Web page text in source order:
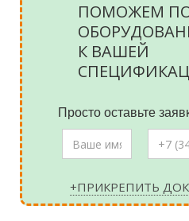
ПОМОЖЕМ
К ВАШЕЙ
Просто оставьте
+ПРИКРЕПИТЬ